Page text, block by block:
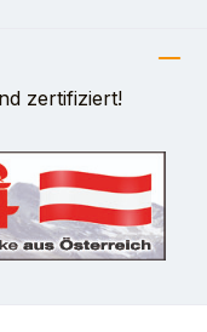
zertifiziert!